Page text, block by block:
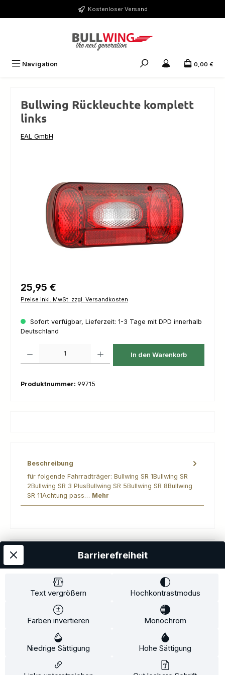
Zum Hauptinhalt springen Kostenloser Versand
Navigation 0,00 €
Bullwing Rückleuchte komplett
links
EAL GmbH
Regulärer Preis:
25,95 €
Preise inkl. MwSt. zzgl. Versandkosten
Sofort verfügbar, Lieferzeit: 1-3 Tage mit DPD innerhalb
Deutschland
In den Warenkorb
Produktnummer: 99715
Beschreibung
für folgende Fahrradträger: Bullwing SR 1Bullwing SR
2Bullwing SR 3 PlusBullwing SR 5Bullwing SR 8Bullwing
SR 11Achtung pass… Mehr
Kostenloser Versand
Datenschutz
Widerrufsrecht
Widerrufsformular
Zahlung und Versand
Copyright© 2020-2025 Faventis GmbH. All Rights Reserved
Alle Preise inkl. gesetzl. Mehrwertsteuer zzgl.Versandkostenund ggf.
Text vergrößern Hochkontrastmodus
Farben invertieren Monochrom
Niedrige Sättigung Hohe Sättigung
Barrierefreiheit